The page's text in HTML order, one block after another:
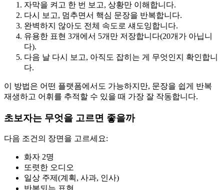
자막을 켜고 한 번 보고, 상황만 이해합니다.
다시 보고, 멈추면서 핵심 문장을 반복합니다.
완벽하지 않아도 전체 속도로 섀도잉합니다.
유용한 표현 3개에서 5개만 저장합니다(20개가 아닙니
다).
다음 날 다시 보고, 아직도 잡히는 게 무엇인지 확인합니
다.
이 방법은 어떤 플랫폼에서도 가능하지만, 문장을 쉽게 반복
재생하고 어휘를 추적할 수 있을 때 가장 잘 작동합니다.
초보자는 무엇을 고르면 좋을까
다음 조건의 장면을 고르세요:
화자 2명
또렷한 오디오
일상 주제(계획, 사과, 인사)